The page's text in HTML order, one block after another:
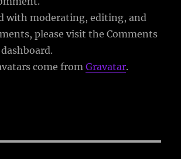
with moderating, editing, and
please visit the Comments
come fromGravatar.